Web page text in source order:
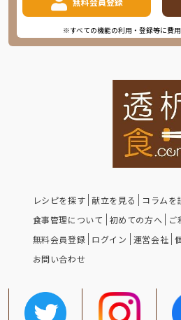
※すべての機能の利用・登録等に費用
レシピを探す 献立を見る コラムを
食事管理について
初めての方へ
ご
無料会員登録 ログイン 運営会社
お問い合わせ